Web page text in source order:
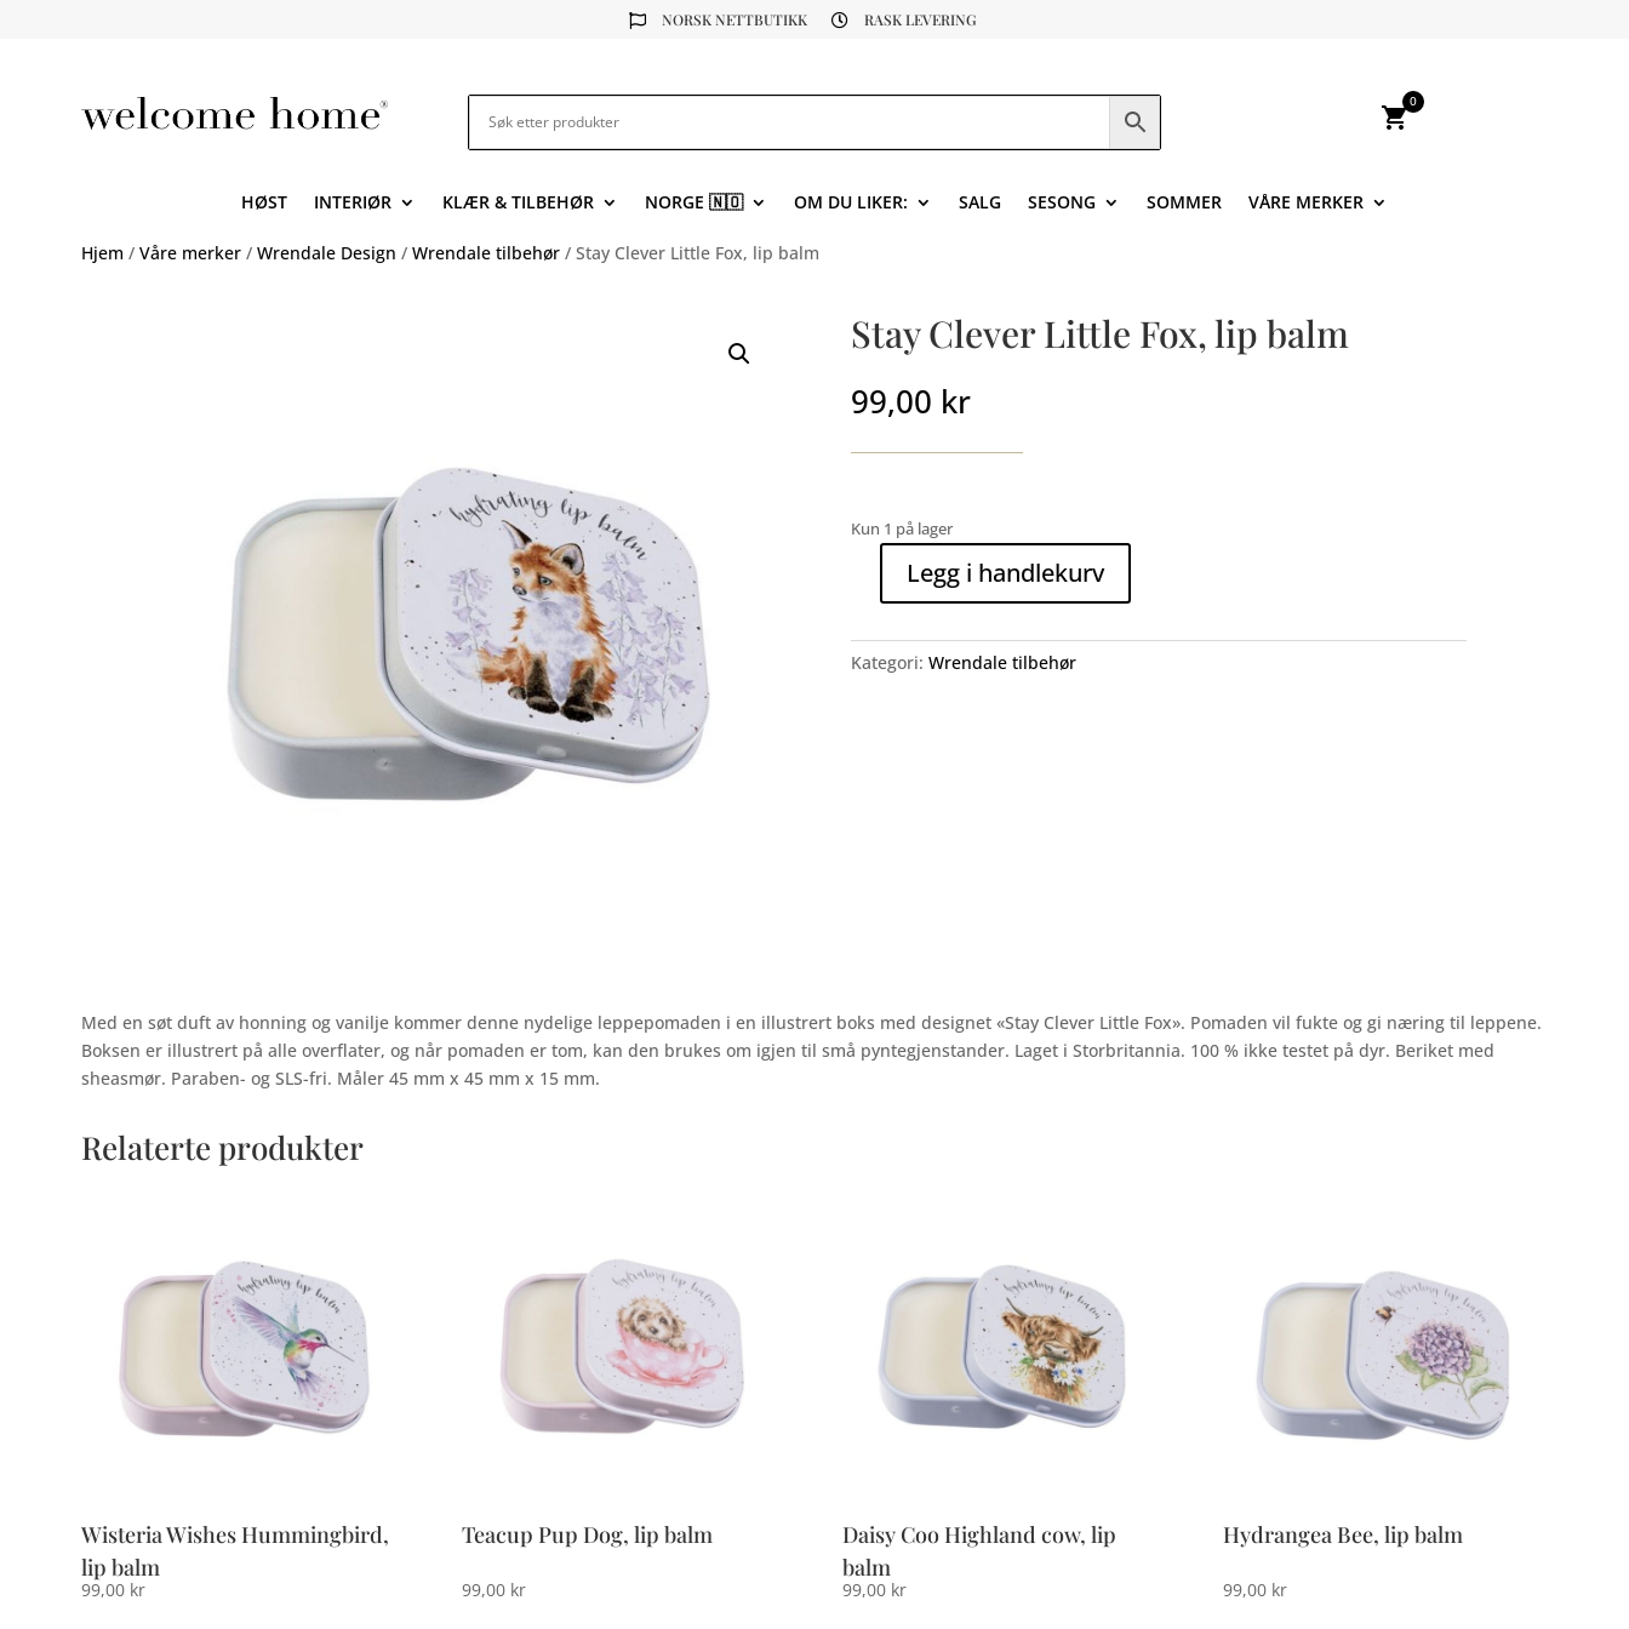
 NORSK NETTBUTIKK  RASK LEVERING
shopping_cart
0
HØST INTERIØR KLÆR & TILBEHØR NORGE 🇳🇴 OM DU LIKER: SALG SESONG SOMMER VÅRE MERKER
Hjem /Våre merker /Wrendale Design /Wrendale tilbehør / Stay Clever Little Fox, lip balm
Stay Clever Little Fox, lip balm
99,00 kr
Kun 1 på lager
Little
Fox,
Legg i handlekurv
Kategori: Wrendale tilbehør
Med en søt duft av honning og vanilje kommer denne nydelige leppepomaden i en illustrert boks med designet «Stay Clever Little Fox». Pomaden vil fukte og gi næring til leppene.
Boksen er illustrert på alle overflater, og når pomaden er tom, kan den brukes om igjen til små pyntegjenstander. Laget i Storbritannia. 100 % ikke testet på dyr. Beriket med
sheasmør. Paraben- og SLS-fri. Måler 45 mm x 45 mm x 15 mm.
Relaterte produkter
Wisteria Wishes Hummingbird,
lip balm
99,00 kr
Teacup Pup Dog, lip balm
99,00 kr
Daisy Coo Highland cow, lip
balm
99,00 kr
Hydrangea Bee, lip balm
99,00 kr